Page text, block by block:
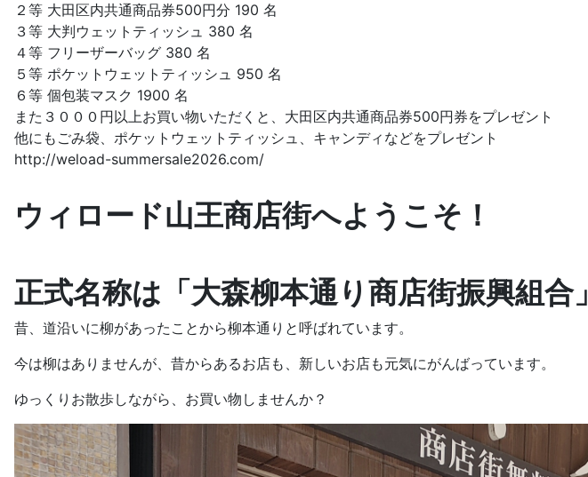
２等 大田区内共通商品券500円分 190 名
３等 大判ウェットティッシュ 380 名
４等 フリーザーバッグ 380 名
５等 ポケットウェットティッシュ 950 名
６等 個包装マスク 1900 名
また３０００円以上お買い物いただくと、大田区内共通商品券500円券をプレゼント
他にもごみ袋、ポケットウェットティッシュ、キャンディなどをプレゼント
http://weload-summersale2026.com/
ウィロード山王商店街へようこそ！
正式名称は「大森柳本通り商店街振興組合」
昔、道沿いに柳があったことから柳本通りと呼ばれています。
今は柳はありませんが、昔からあるお店も、新しいお店も元気にがんばっています。
ゆっくりお散歩しながら、お買い物しませんか？